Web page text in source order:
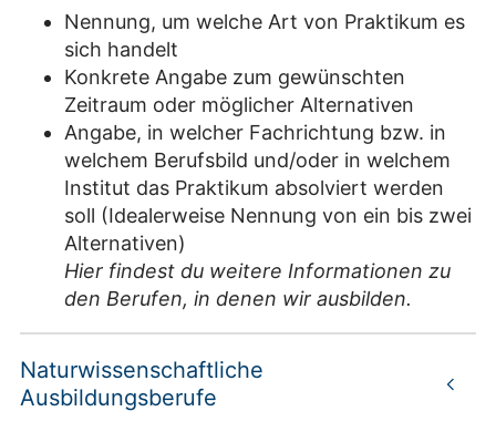
Nennung, um welche Art von Praktikum es
sich handelt
Konkrete Angabe zum gewünschten
Zeitraum oder möglicher Alternativen
Angabe, in welcher Fachrichtung bzw. in
welchem Berufsbild und/oder in welchem
Institut das Praktikum absolviert werden
soll (Idealerweise Nennung von ein bis zwei
Alternativen)
Hier findest du weitere Informationen zu
den Berufen, in denen wir ausbilden.
Naturwissenschaftliche
Ausbildungsberufe